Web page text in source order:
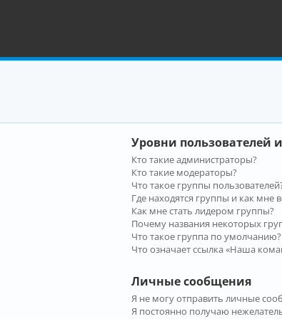
Уровни пользователей
Кто такие администраторы?
Кто такие модераторы?
Что такое группы
Где находятся группы и как мне
Как мне стать лидером группы?
Почему названия некоторых
Что такое группа по умолчанию?
Что означает ссылка «Наша
Личные сообщения
Я не могу отправить личные
Я постоянно получаю